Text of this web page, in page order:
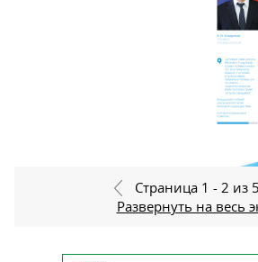
Страница 1 - 2 из
Развернуть на весь